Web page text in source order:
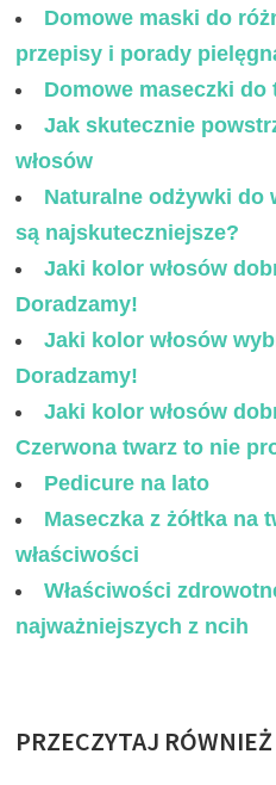
Domowe maski do
przepisy i porady
Domowe maseczki do
Jak skutecznie
włosów
Naturalne odżywki do
są najskuteczniejsze?
Jaki kolor włosów
Doradzamy!
Jaki kolor włosów
Doradzamy!
Jaki kolor włosów
Czerwona twarz to nie
Pedicure na lato
Maseczka z żółtka na
właściwości
Właściwości
najważniejszych z ncih
PRZECZYTAJ RÓWNIEŻ